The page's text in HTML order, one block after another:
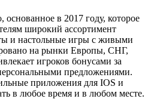
основанное в 2017 году, которое
широкий ассортимент
и настольные игры c живыми
на рынки Европы, СНГ,
игроков бонусами за
предложениями.
приложения для IOS и
в любое время и в любом месте.